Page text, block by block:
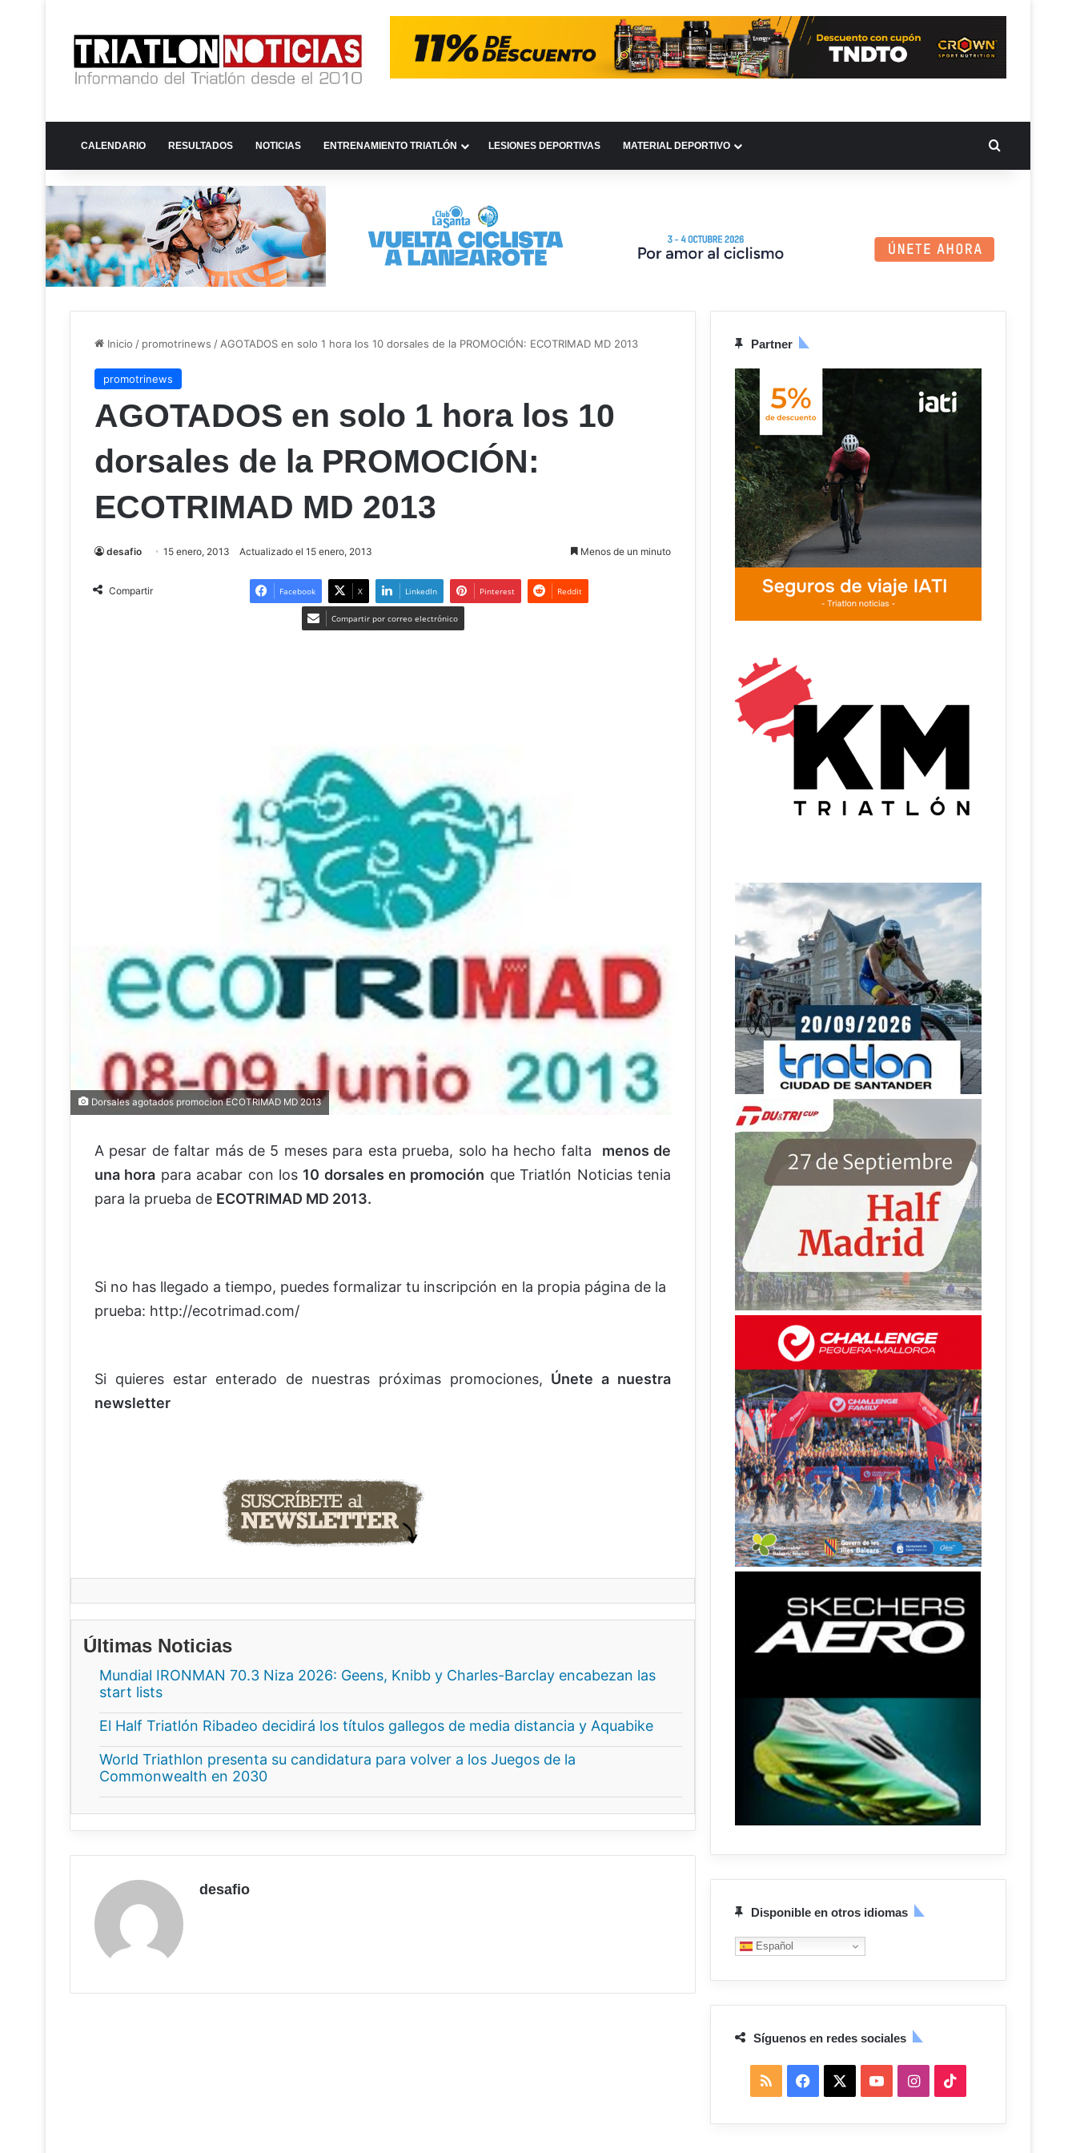
CALENDARIO RESULTADOS NOTICIAS ENTRENAMIENTO TRIATLÓN LESIONES DEPORTIVAS MATERIAL DEPORTIVO BUSCAR
Inicio / promotrinews / AGOTADOS en solo 1 hora los 10 dorsales de la PROMOCIÓN: ECOTRIMAD MD 2013
promotrinews
AGOTADOS en solo 1 hora los 10
dorsales de la PROMOCIÓN:
ECOTRIMAD MD 2013
desafio 15 enero, 2013 Actualizado el 15 enero, 2013 Menos de un minuto
Compartir Facebook X LinkedIn Pinterest Reddit
Compartir por correo electrónico
Dorsales agotados promocion ECOTRIMAD MD 2013
A pesar de faltar más de 5 meses para esta prueba, solo ha hecho falta menos de
una hora para acabar con los 10 dorsales en promoción que Triatlón Noticias tenia
para la prueba de ECOTRIMAD MD 2013.
Si no has llegado a tiempo, puedes formalizar tu inscripción en la propia página de la
prueba: http://ecotrimad.com/
Si quieres estar enterado de nuestras próximas promociones, Únete a nuestra
newsletter
Últimas Noticias
Mundial IRONMAN 70.3 Niza 2026: Geens, Knibb y Charles-Barclay encabezan las
start lists
El Half Triatlón Ribadeo decidirá los títulos gallegos de media distancia y Aquabike
World Triathlon presenta su candidatura para volver a los Juegos de la
Commonwealth en 2030
desafio
Partner
Disponible en otros idiomas
Español
Síguenos en redes sociales
I